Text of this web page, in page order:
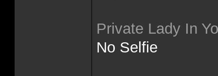
Private Lady In
No Selfie